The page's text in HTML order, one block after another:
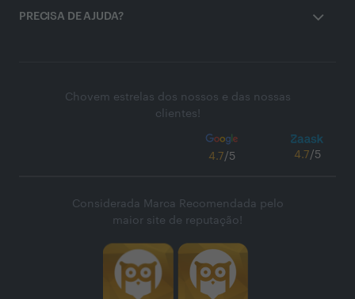
PRECISA DE AJUDA?
Chovem estrelas dos nossos e das nossas
clientes!
4.7/5 4.7/5
Considerada Marca Recomendada pelo
maior site de reputação!